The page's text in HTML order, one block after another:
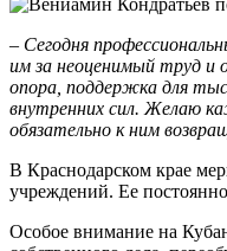
– Сегодня
им за неоценимый труд и
опора, поддержка для
внутренних сил. Желаю
обязательно к ним
В Краснодарском крае
учреждений. Ее
Особое внимание на